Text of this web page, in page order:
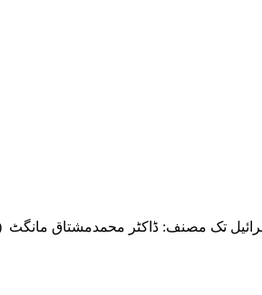
ڈاکٹر محمدمشتاق مانگٹ (صفحات:80) قرآن میں مذکورہ ارض مقدسہ اور